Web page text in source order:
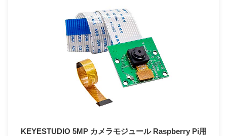
KEYESTUDIO 5MP カメラモジュール Raspberry Pi用